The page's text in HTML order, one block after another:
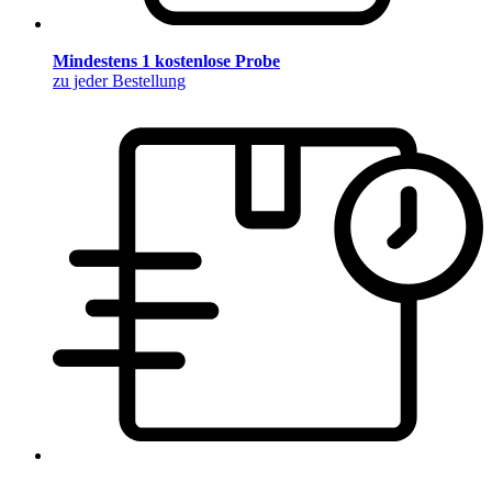
Mindestens 1 kostenlose Probe
zu jeder Bestellung